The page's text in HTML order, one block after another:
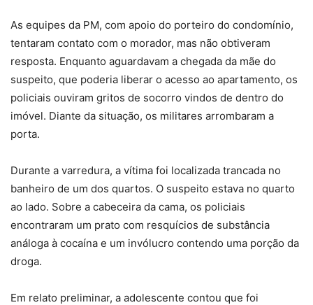
As equipes da PM, com apoio do porteiro do condomínio,
tentaram contato com o morador, mas não obtiveram
resposta. Enquanto aguardavam a chegada da mãe do
suspeito, que poderia liberar o acesso ao apartamento, os
policiais ouviram gritos de socorro vindos de dentro do
imóvel. Diante da situação, os militares arrombaram a
porta.
Durante a varredura, a vítima foi localizada trancada no
banheiro de um dos quartos. O suspeito estava no quarto
ao lado. Sobre a cabeceira da cama, os policiais
encontraram um prato com resquícios de substância
análoga à cocaína e um invólucro contendo uma porção da
droga.
Em relato preliminar, a adolescente contou que foi